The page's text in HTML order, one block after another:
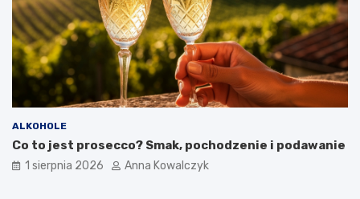
ALKOHOLE
Co to jest prosecco? Smak, pochodzenie i podawanie
1 sierpnia 2026 Anna Kowalczyk